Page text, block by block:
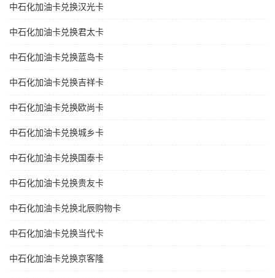
中石化加油卡兑换汉光卡
中石化加油卡兑换君太卡
中石化加油卡兑换蓝岛卡
中石化加油卡兑换吉祥卡
中石化加油卡兑换欧尚卡
中石化加油卡兑换城乡卡
中石化加油卡兑换国泰卡
中石化加油卡兑换贵友卡
中石化加油卡兑换北辰购物卡
中石化加油卡兑换当代卡
中石化加油卡兑换京客隆